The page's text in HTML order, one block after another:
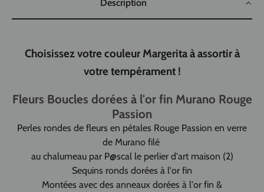
Description
Choisissez votre couleur Margerita à assortir à
votre tempérament !
Fleurs Boucles dorées à l'or fin Murano Rouge
Passion
Perles rondes de fleurs en pétales Rouge Passion en verre
de Murano filé
au chalumeau par P@scal le perlier d'art maison (2)
Sequins ronds dorées à l'or fin
Montées avec des anneaux dorées à l'or fin &